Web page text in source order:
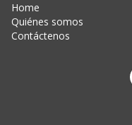
Home
Quiénes somos
Contáctenos